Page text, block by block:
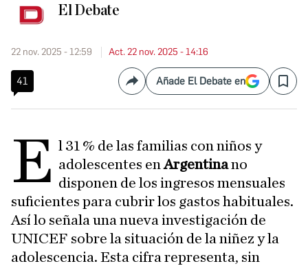
El Debate
22 nov. 2025 - 12:59 Act. 22 nov. 2025 - 14:16
41 CompartirAñade El Debate en Save
E l 31 % de las familias con niños y
adolescentes enArgentinano
disponen de los ingresos mensuales
suficientes para cubrir los gastos habituales.
Así lo señala una nueva investigación de
UNICEF sobre la situación de la niñez y la
adolescencia. Esta cifra representa, sin